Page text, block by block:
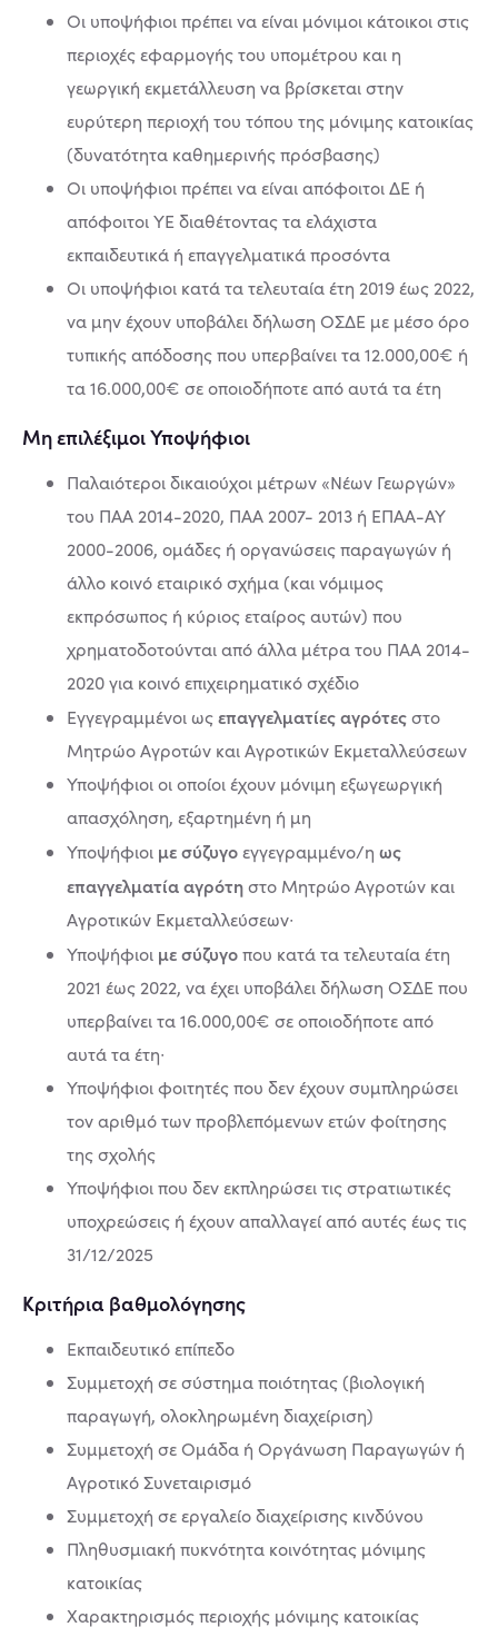
Οι υποψήφιοι πρέπει να είναι μόνιμοι κάτοικοι στις
περιοχές εφαρμογής του υπομέτρου και η
γεωργική εκμετάλλευση να βρίσκεται στην
ευρύτερη περιοχή του τόπου της μόνιμης κατοικίας
(δυνατότητα καθημερινής πρόσβασης)
Οι υποψήφιοι πρέπει να είναι απόφοιτοι ΔΕ ή
απόφοιτοι ΥΕ διαθέτοντας τα ελάχιστα
εκπαιδευτικά ή επαγγελματικά προσόντα
Οι υποψήφιοι κατά τα τελευταία έτη 2019 έως 2022,
να μην έχουν υποβάλει δήλωση ΟΣΔΕ με μέσο όρο
τυπικής απόδοσης που υπερβαίνει τα 12.000,00€ ή
τα 16.000,00€ σε οποιοδήποτε από αυτά τα έτη
Μη επιλέξιμοι Υποψήφιοι
Παλαιότεροι δικαιούχοι μέτρων «Νέων Γεωργών»
του ΠΑΑ 2014-2020, ΠΑΑ 2007- 2013 ή ΕΠΑΑ-ΑΥ
2000-2006, ομάδες ή οργανώσεις παραγωγών ή
άλλο κοινό εταιρικό σχήμα (και νόμιμος
εκπρόσωπος ή κύριος εταίρος αυτών) που
χρηματοδοτούνται από άλλα μέτρα του ΠΑΑ 2014-
2020 για κοινό επιχειρηματικό σχέδιο
Εγγεγραμμένοι ωςεπαγγελματίες αγρότεςστο
Μητρώο Αγροτών και Αγροτικών Εκμεταλλεύσεων
Υποψήφιοι οι οποίοι έχουν μόνιμη εξωγεωργική
απασχόληση, εξαρτημένη ή μη
Υποψήφιοι με σύζυγοεγγεγραμμένο/η ως
επαγγελματία αγρότηστο Μητρώο Αγροτών και
Αγροτικών Εκμεταλλεύσεων∙
Υποψήφιοι με σύζυγοπου κατά τα τελευταία έτη
2021 έως 2022, να έχει υποβάλει δήλωση ΟΣΔΕ που
υπερβαίνει τα 16.000,00€ σε οποιοδήποτε από
αυτά τα έτη∙
Υποψήφιοι φοιτητές που δεν έχουν συμπληρώσει
τον αριθμό των προβλεπόμενων ετών φοίτησης
της σχολής
Υποψήφιοι που δεν εκπληρώσει τις στρατιωτικές
υποχρεώσεις ή έχουν απαλλαγεί από αυτές έως τις
31/12/2025
Κριτήρια βαθμολόγησης
Εκπαιδευτικό επίπεδο
Συμμετοχή σε σύστημα ποιότητας (βιολογική
παραγωγή, ολοκληρωμένη διαχείριση)
Συμμετοχή σε Ομάδα ή Οργάνωση Παραγωγών ή
Αγροτικό Συνεταιρισμό
Συμμετοχή σε εργαλείο διαχείρισης κινδύνου
Πληθυσμιακή πυκνότητα κοινότητας μόνιμης
κατοικίας
Χαρακτηρισμός περιοχής μόνιμης κατοικίας